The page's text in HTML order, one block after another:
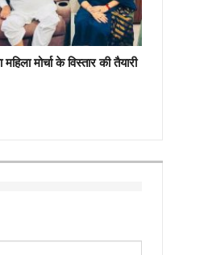
महिला मोर्चा के विस्तार की तैयारी